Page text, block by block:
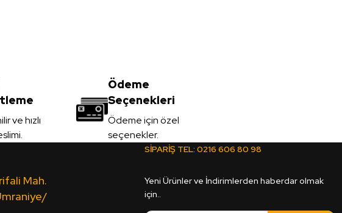
Antrasit - Ultra Lux Akrilik Panel - 18*1220*2800mm
ve hızlı
Ödeme
Seçenekleri
Ödeme için özel
seçenekler.
Mah.
SİPARİŞ TEL: 0216 606 80 98
Yeni Ürünler ve İndirimlerden haberdar olmak
için..